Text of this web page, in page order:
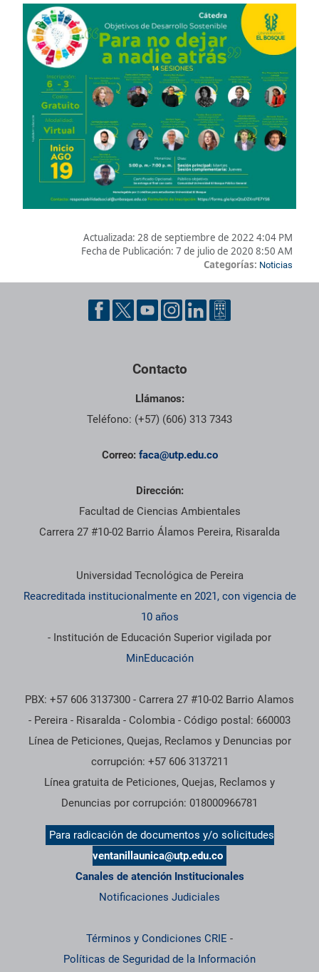
Actualizada: 28 de septiembre de 2022 4:04 PM
Fecha de Publicación: 7 de julio de 2020 8:50 AM
Categorías: Noticias
Pie de página con información de contacto, redes sociales y
Contacto
Llámanos:
Teléfono: (+57) (606) 313 7343
Correo: faca@utp.edu.co
Dirección:
Facultad de Ciencias Ambientales
Carrera 27 #10-02 Barrio Álamos Pereira, Risaralda
Información institucional
Universidad Tecnológica de Pereira
Reacreditada institucionalmente en 2021, con vigencia de
10 años
- Institución de Educación Superior vigilada por
MinEducación
PBX: +57 606 3137300 - Carrera 27 #10-02 Barrio Alamos
- Pereira - Risaralda - Colombia - Código postal: 660003
Línea de Peticiones, Quejas, Reclamos y Denuncias por
corrupción: +57 606 3137211
Línea gratuita de Peticiones, Quejas, Reclamos y
Denuncias por corrupción: 018000966781
Para radicación de documentos y/o solicitudes
ventanillaunica@utp.edu.co
Canales de atención Institucionales
Notificaciones Judiciales
Términos y Condiciones CRIE -
Políticas de Seguridad de la Información